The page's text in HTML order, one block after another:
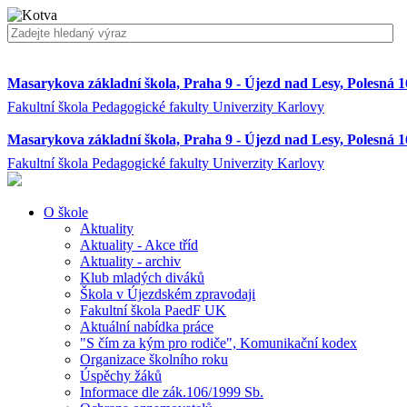
Masarykova základní škola, Praha 9 - Újezd nad Lesy, Polesná
Fakultní škola Pedagogické fakulty Univerzity Karlovy
Masarykova základní škola, Praha 9 - Újezd nad Lesy, Polesná
Fakultní škola Pedagogické fakulty Univerzity Karlovy
O škole
Aktuality
Aktuality - Akce tříd
Aktuality - archiv
Klub mladých diváků
Škola v Újezdském zpravodaji
Fakultní škola PaedF UK
Aktuální nabídka práce
"S čím za kým pro rodiče", Komunikační kodex
Organizace školního roku
Úspěchy žáků
Informace dle zák.106/1999 Sb.